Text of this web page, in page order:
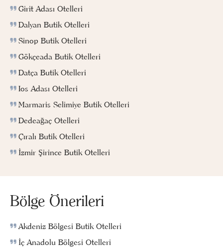
Girit Adası Otelleri
Dalyan Butik Otelleri
Sinop Butik Otelleri
Gökçeada Butik Otelleri
Datça Butik Otelleri
Ios Adası Otelleri
Marmaris Selimiye Butik Otelleri
Dedeağaç Otelleri
Çıralı Butik Otelleri
İzmir Şirince Butik Otelleri
Bölge Önerileri
Akdeniz Bölgesi Butik Otelleri
İç Anadolu Bölgesi Otelleri